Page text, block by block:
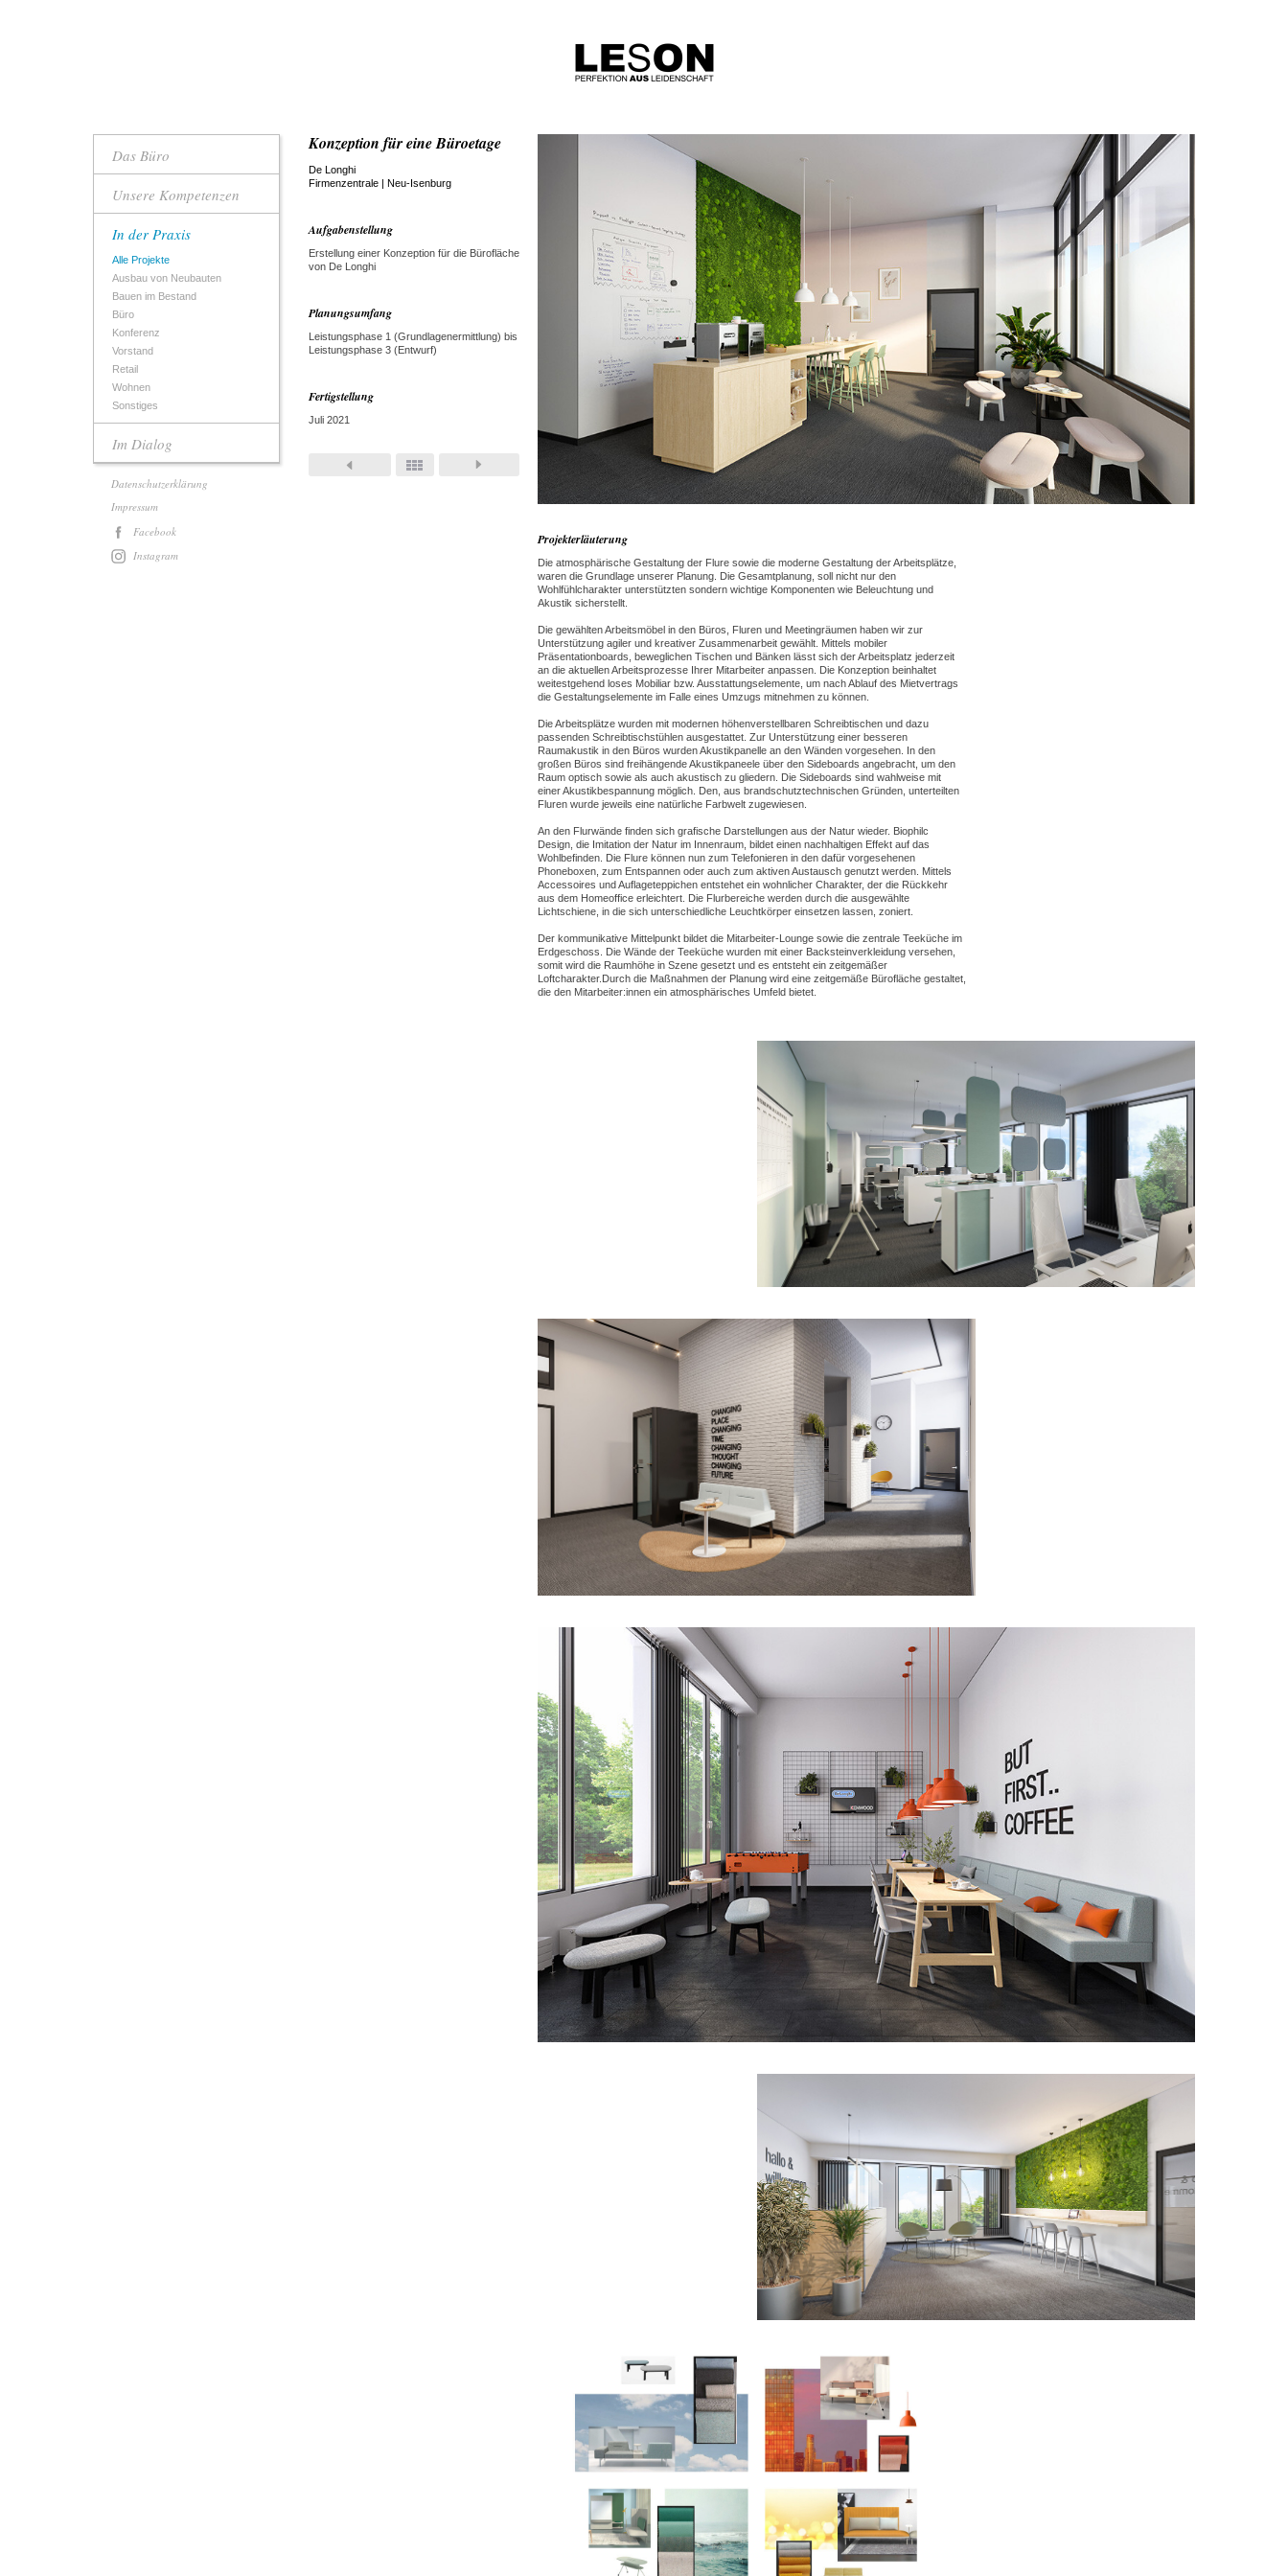
Das Büro
Unsere Kompetenzen
In der Praxis
Alle Projekte
Ausbau von Neubauten
Bauen im Bestand
Büro
Konferenz
Vorstand
Retail
Wohnen
Sonstiges
Im Dialog
Datenschutzerklärung
Impressum
Facebook
Instagram
Konzeption für eine Büroetage
De Longhi
Firmenzentrale | Neu-Isenburg
Aufgabenstellung
Erstellung einer Konzeption für die Bürofläche
von De Longhi
Planungsumfang
Leistungsphase 1 (Grundlagenermittlung) bis
Leistungsphase 3 (Entwurf)
Fertigstellung
Juli 2021
Projekterläuterung
Die atmosphärische Gestaltung der Flure sowie die moderne Gestaltung der Arbeitsplätze,
waren die Grundlage unserer Planung. Die Gesamtplanung, soll nicht nur den
Wohlfühlcharakter unterstützten sondern wichtige Komponenten wie Beleuchtung und
Akustik sicherstellt.
Die gewählten Arbeitsmöbel in den Büros, Fluren und Meetingräumen haben wir zur
Unterstützung agiler und kreativer Zusammenarbeit gewählt. Mittels mobiler
Präsentationboards, beweglichen Tischen und Bänken lässt sich der Arbeitsplatz jederzeit
an die aktuellen Arbeitsprozesse Ihrer Mitarbeiter anpassen. Die Konzeption beinhaltet
weitestgehend loses Mobiliar bzw. Ausstattungselemente, um nach Ablauf des Mietvertrags
die Gestaltungselemente im Falle eines Umzugs mitnehmen zu können.
Die Arbeitsplätze wurden mit modernen höhenverstellbaren Schreibtischen und dazu
passenden Schreibtischstühlen ausgestattet. Zur Unterstützung einer besseren
Raumakustik in den Büros wurden Akustikpanelle an den Wänden vorgesehen. In den
großen Büros sind freihängende Akustikpaneele über den Sideboards angebracht, um den
Raum optisch sowie als auch akustisch zu gliedern. Die Sideboards sind wahlweise mit
einer Akustikbespannung möglich. Den, aus brandschutztechnischen Gründen, unterteilten
Fluren wurde jeweils eine natürliche Farbwelt zugewiesen.
An den Flurwände finden sich grafische Darstellungen aus der Natur wieder. Biophilc
Design, die Imitation der Natur im Innenraum, bildet einen nachhaltigen Effekt auf das
Wohlbefinden. Die Flure können nun zum Telefonieren in den dafür vorgesehenen
Phoneboxen, zum Entspannen oder auch zum aktiven Austausch genutzt werden. Mittels
Accessoires und Auflageteppichen entstehet ein wohnlicher Charakter, der die Rückkehr
aus dem Homeoffice erleichtert. Die Flurbereiche werden durch die ausgewählte
Lichtschiene, in die sich unterschiedliche Leuchtkörper einsetzen lassen, zoniert.
Der kommunikative Mittelpunkt bildet die Mitarbeiter-Lounge sowie die zentrale Teeküche im
Erdgeschoss. Die Wände der Teeküche wurden mit einer Backsteinverkleidung versehen,
somit wird die Raumhöhe in Szene gesetzt und es entsteht ein zeitgemäßer
Loftcharakter.Durch die Maßnahmen der Planung wird eine zeitgemäße Bürofläche gestaltet,
die den Mitarbeiter:innen ein atmosphärisches Umfeld bietet.